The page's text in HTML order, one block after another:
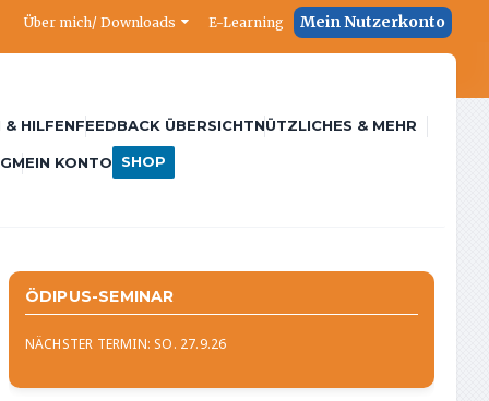
Über mich/ Downloads E-Learning Mein Nutzerkonto
& HILFENFEEDBACK ÜBERSICHTNÜTZLICHES & MEHR
MEIN KONTO SHOP
ÖDIPUS-SEMINAR
NÄCHSTER TERMIN: SO. 27.9.26